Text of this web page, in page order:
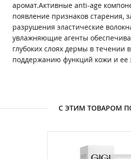
аромат.Активные anti-age
появление признаков старения,
разрушения эластические
увлажняющие агенты
глубоких слоях дермы в течении
поддержанию функций кожи и ее
С ЭТИМ ТОВАРОМ